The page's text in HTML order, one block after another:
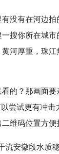
没有在河边
搜你所在城
河厚重，珠江
的？那画面
尝试更有冲
维码位置方便
流安徽段水质